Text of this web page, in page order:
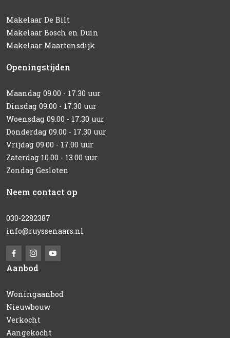
Makelaar De Bilt
Makelaar Bosch en Duin
Makelaar Maartensdijk
Openingstijden
Maandag 09.00 - 17.30 uur
Dinsdag 09.00 - 17.30 uur
Woensdag 09.00 - 17.30 uur
Donderdag 09.00 - 17.30 uur
Vrijdag 09.00 - 17.00 uur
Zaterdag 10.00 - 13.00 uur
Zondag Gesloten
Neem contact op
030-2282387
info@ruyssenaars.nl
Aanbod
Woningaanbod
Nieuwbouw
Verkocht
Aangekocht